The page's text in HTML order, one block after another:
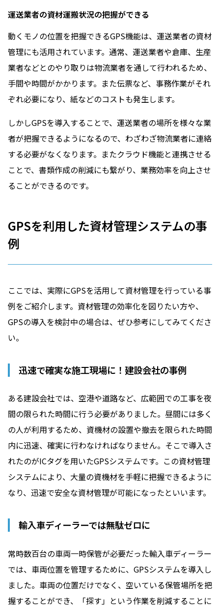
運送業者の資材運搬状況の把握ができる
動くモノの位置を把握できるGPS機能は、運送業者の資材
管理にも活用されています。通常、運送業者や倉庫、生産
業者などとのやり取りは物流業者を通して行われるため、
手間や時間がかかります。また伝票など、事務作業がそれ
ぞれ必要になり、紙などのコストも発生します。
しかしGPSを導入することで、運送業者の場所を様々な業
者が把握できるようになるので、わざわざ物流業者に連絡
する必要がなくなります。またクラウド機能と連携させる
ことで、書類作成の削減にも繋がり、業務効率を向上させ
ることができるのです。
GPSを利用した資材管理システムの事
例
ここでは、実際にGPSを活用して資材管理を行っている事
例をご紹介します。資材管理の効率化を図りたい方や、
GPSの導入を検討中の場合は、ぜひ参考にしてみてくださ
い。
迅速で確実な施工現場に！建設会社の事例
ある建設会社では、空港や道路など、広範囲での工事を夜
間の限られた時間に行う必要がありました。昼間には多く
の人が利用するため、資機材の設置や撤去を限られた時間
内に迅速、確実に行わなければなりません。そこで導入さ
れたのがICタグを用いたGPSシステムです。この資材管理
システムにより、大量の資機材を手軽に把握できるように
なり、迅速で安全な資材管理が可能になったといいます。
輸入車ディーラーでは無駄ゼロに
常時数百台の車両一時保管が必要だった輸入車ディーラー
では、車両位置を管理するために、GPSシステムを導入し
ました。車両の位置だけでなく、空いている保管場所を把
握することができ、「探す」という作業を削減することに